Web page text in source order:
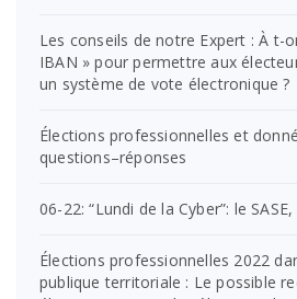
Les conseils de notre Expert : À t-
IBAN » pour permettre aux
un système de vote électronique ?
Élections professionnelles et
questions–réponses
06-22: “Lundi de la Cyber”: le
Élections professionnelles 2022
publique territoriale : Le possible